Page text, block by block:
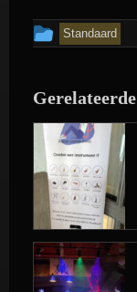
Dit
geplaatst
in
Standaard